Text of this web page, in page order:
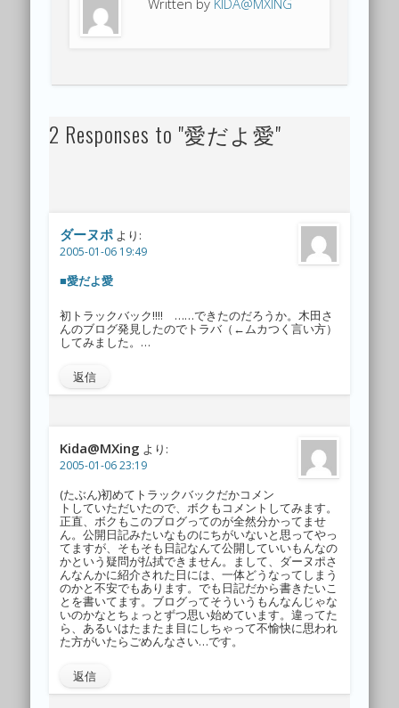
2 Responses to "愛だよ愛"
ダーヌポ より:
2005-01-06 19:49
■愛だよ愛
初トラックバック!!!! ……できたのだろうか。木田さ
んのブログ発見したのでトラバ（←ムカつく言い方）
してみました。…
返信
Kida@MXing より:
2005-01-06 23:19
(たぶん)初めてトラックバックだかコメン
トしていただいたので、ボクもコメントしてみます。
正直、ボクもこのブログってのが全然分かってませ
ん。公開日記みたいなものにちがいないと思ってやっ
てますが、そもそも日記なんて公開していいもんなの
かという疑問が払拭できません。まして、ダーヌポさ
んなんかに紹介された日には、一体どうなってしまう
のかと不安でもあります。でも日記だから書きたいこ
とを書いてます。ブログってそういうもんなんじゃな
いのかなとちょっとずつ思い始めています。違ってた
ら、あるいはたまたま目にしちゃって不愉快に思われ
た方がいたらごめんなさい…です。
返信